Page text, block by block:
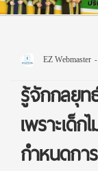
EZ Webmaster
รู้จักกลยุท
เพราะเด็
กำหนดกา